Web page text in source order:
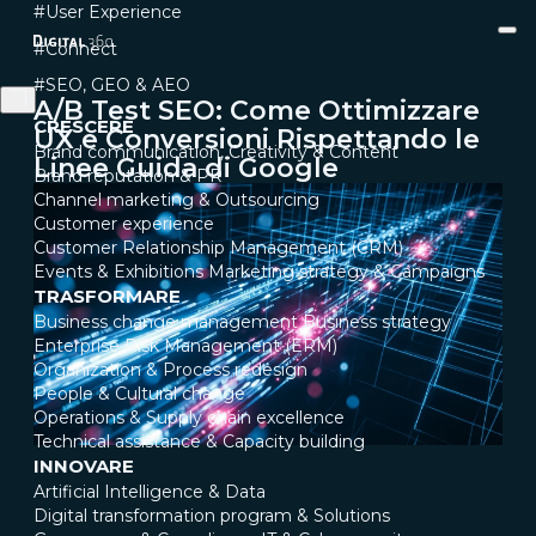
CRESCERE
Brand communication, Creativity & Content
Brand reputation & PR
Channel marketing & Outsourcing
Customer experience
Customer Relationship Management (CRM)
Events & Exhibitions Marketing strategy & Campaigns
TRASFORMARE
Business change management Business strategy
Enterprise Risk Management (ERM)
Organization & Process redesign
People & Cultural change
Operations & Supply chain excellence
Technical assistance & Capacity building
INNOVARE
Artificial Intelligence & Data
Digital transformation program & Solutions
#User Experience
#Connect
#SEO, GEO & AEO
A/B Test SEO: Come Ottimizzare
UX e Conversioni Rispettando le
Linee Guida di Google